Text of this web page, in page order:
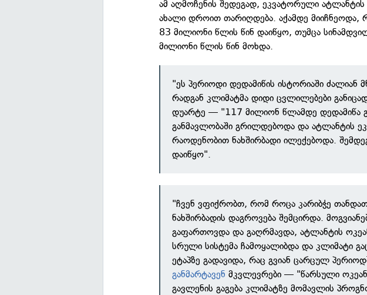
ამ აღმოჩენის შედეგად, ეკვატორული ატლანტის
ახალი დროით თარიღდება. აქამდე მიიჩნეოდა,
83 მილიონი წლის წინ დაიწყო, თუმცა
მილიონი წლის წინ მოხდა.
"ეს პერიოდი დედამიწის ისტორიაში ძალიან
რადგან კლიმატმა დიდი ცვლილებები
დუარტე — "117 მილიონ წლამდე დედამიწა
განმავლობაში გრილდებოდა და ატლანტის
რაოდენობით ნახშირბადი ილექებოდა.
დაიწყო".
"ჩვენ ვფიქრობთ, რომ როცა კარიბჭე
ნახშირბადის დაგროვება შემცირდა.
გაფართოვდა და გაღრმავდა, ატლანტის
სრული სისტემა ჩამოყალიბდა და კლიმატი
ეტაპზე გადავიდა, რაც გვიან ცარცულ
განმარტავენ მკვლევრები — "წარსული
გავლენის გაგება კლიმატზე მომავლის